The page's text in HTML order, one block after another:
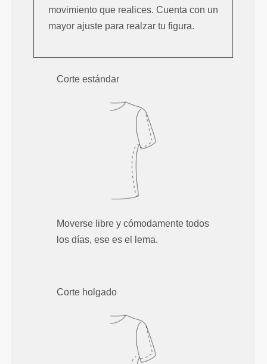
movimiento que realices. Cuenta con un
mayor ajuste para realzar tu figura.
Corte estándar
Moverse libre y cómodamente todos
los días, ese es el lema.
Corte holgado